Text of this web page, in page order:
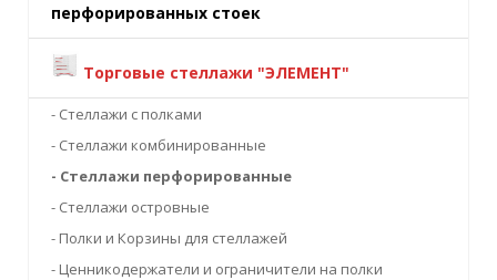
перфорированных стоек
Торговые стеллажи "ЭЛЕМЕНТ"
- Стеллажи с полками
- Стеллажи комбинированные
- Стеллажи перфорированные
- Стеллажи островные
- Полки и Корзины для стеллажей
- Ценникодержатели и ограничители на полки